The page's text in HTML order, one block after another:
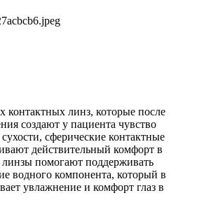
контактных линз, которые после
создают у пациента чувство
сферические контактные
действительный комфорт в
линзы помогают поддерживать
водного компонента, который в
увлажнение и комфорт глаз в